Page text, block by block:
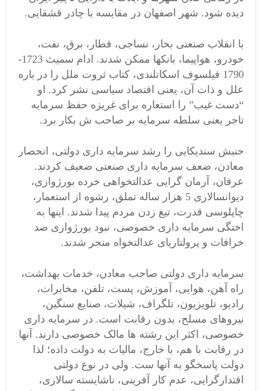
دیده شود. شهر اصفهان در مقایسه با چادر قشقایی.
با انقلاب صنعتی بخار، نساجی، قطار، برق، نفت،
خودرو، هواپیما، بانکها ممکن شدند. ادام سمیث 1723-
1790 فیلسوف اسکاتلندی، کتاب ثروت ملل را در باره
علل و ذات آن، یعنی اقتصاد سیاسی نشر کرد. او
“دست غیب” را استعاره برای غریزه حفظ سرمایه
تاجر یعنی سلطه سرمایه بر صاحب ش بکار برد.
حنبش سندیکایی را رشد سرمایه داری دولتی، انحصار
معادن، ضعف سرمایه داری صنعتی ضعیف کردند.
عرفان، آرمان گرایی عدالتخواهی خرده بورژوازی،
دیوانسالاری 5 هزار ساله تملق، رشوه از استعمار،
چاپلوسی قدرت، تیغ زدن مردم پیدا شدند. اینها به
اختگی سرمایه داری خصوصی، نبود بورژوازی ضد
خرافات و پرولتاریای عدالتخواه منجر شدند.
سرمایه داری دولتی صاحب معادن، خدمات بهداشت،
راه آهن، هوایی، آموزش، پست، تلفن، مخابرات،
رادیو، تلویزیون، تلگراف، شیلات، صنایع سنگین،
نیروهای مسلح، بدون رقابت است. در سرمایه داری
خصوصی، اکثر این رشته ها مالک خصوصی دارند. آنها
در رقابت با هم، با خارج، مالیات به دولت داده؛ لذا
دولت پاسخگو به آنها ست. ولی در نوع دولتی
اقتدارگرایی، عدم کار آفرینی، ناشایسته سالاری،